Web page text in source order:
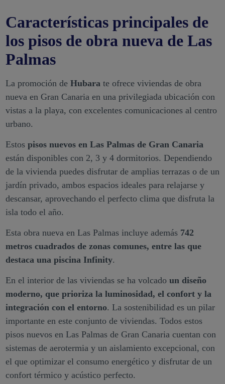
Características principales de
los pisos de obra nueva de Las
Palmas
La promoción de Hubara te ofrece viviendas de obra
nueva en Gran Canaria en una privilegiada ubicación con
vistas a la playa, con excelentes comunicaciones al centro
urbano.
Estos pisos nuevos en Las Palmas de Gran Canaria
están disponibles con 2, 3 y 4 dormitorios. Dependiendo
de la vivienda puedes disfrutar de amplias terrazas o de un
jardín privado, ambos espacios ideales para relajarse y
descansar, aprovechando el perfecto clima que disfruta la
isla todo el año.
Esta obra nueva en Las Palmas incluye además 742
metros cuadrados de zonas comunes, entre las que
destaca una piscina Infinity.
En el interior de las viviendas se ha volcado un diseño
moderno, que prioriza la luminosidad, el confort y la
integración con el entorno. La sostenibilidad es un pilar
importante en este conjunto de viviendas. Todos estos
pisos nuevos en Las Palmas de Gran Canaria cuentan con
sistemas de aerotermia y un aislamiento excepcional, con
el que optimizar el consumo energético y disfrutar de un
confort térmico y acústico perfecto.